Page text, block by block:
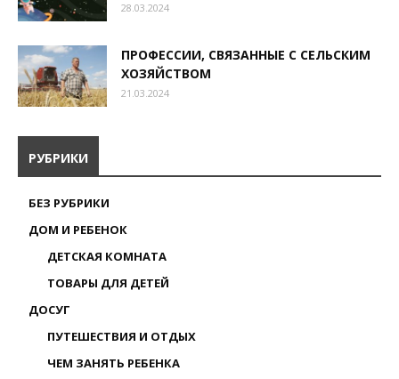
28.03.2024
ПРОФЕССИИ, СВЯЗАННЫЕ С СЕЛЬСКИМ
ХОЗЯЙСТВОМ
21.03.2024
РУБРИКИ
БЕЗ РУБРИКИ
ДОМ И РЕБЕНОК
ДЕТСКАЯ КОМНАТА
ТОВАРЫ ДЛЯ ДЕТЕЙ
ДОСУГ
ПУТЕШЕСТВИЯ И ОТДЫХ
ЧЕМ ЗАНЯТЬ РЕБЕНКА